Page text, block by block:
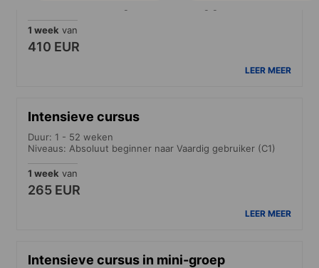
1 week van
410 EUR
LEER MEER
Intensieve cursus
Duur: 1 - 52 weken
Niveaus: Absoluut beginner naar Vaardig gebruiker (C1)
1 week van
265 EUR
LEER MEER
Intensieve cursus in mini-groep